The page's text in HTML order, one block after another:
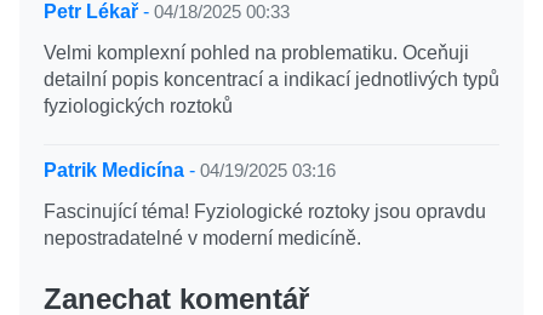
Petr Lékař - 04/18/2025 00:33
Velmi komplexní pohled na problematiku. Oceňuji
detailní popis koncentrací a indikací jednotlivých typů
fyziologických roztoků
Patrik Medicína - 04/19/2025 03:16
Fascinující téma! Fyziologické roztoky jsou opravdu
nepostradatelné v moderní medicíně.
Zanechat komentář